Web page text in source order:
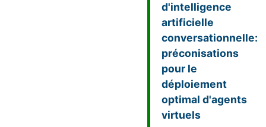
d'intelligence
artificielle
conversationnelle:
préconisations
pour le
déploiement
optimal d'agents
virtuels